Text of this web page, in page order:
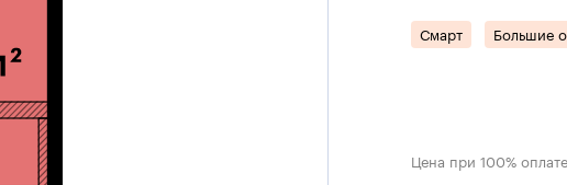
Смарт Большие
Цена при 100% оплате